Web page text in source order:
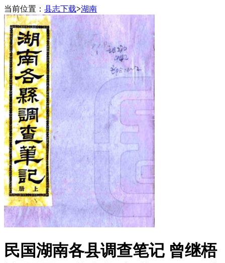
当前位置： 县志下载>湖南
民国湖南各县调查笔记 曾继梧